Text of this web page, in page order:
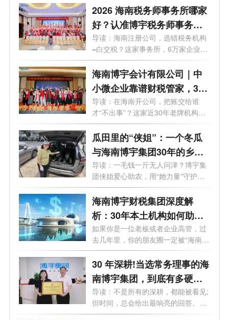
2026 海南税务师事务所哪家
好？认准博宇税务师事务
所，做企业身边的 “自贸港合
规卫士”
导读：海南注册公司，选错税务机构
=白交税？这家事务所，6万家企业的
选择...
海南博宇会计有限公司｜中
小微企业靠谱财税管家，30
年本土深耕，6 万 + 老板放
心选择
导读：在海南开公司，把账交给谁
才“不出事”？这家近30年老牌机构给
出了...
瓜田里的“侠姐”：一个冬瓜
与海南博宇集团30年的乡土
守望
导读：一毛钱一斤无人问津？博宇集
团侠姐爱心助农，用“她力量”守护海
南...
海南博宇财税集团深度解
析：30年本土机构如何助企
业落地自贸港？
如果你是一位老板或者企业高管，过
去几年里，你的朋友圈一定被“海南自
贸...
30 年深耕!当选常务理事的海
南博宇集团，到底有多硬
核？
导读：不是所有的深耕，都能被看见;
但时间，总会给出最响亮的回答。海
南...